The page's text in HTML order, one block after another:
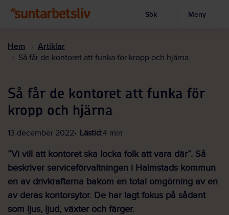
huvudinnehållet
Visa sökruta
Sök Meny
Hem Artiklar
Så får de kontoret att funka för kropp och hjärna
Så får de kontoret att funka för
kropp och hjärna
13 december 2022 Lästid:4 min
”Vi vill att kontoret ska locka folk att vara där”. Så
beskriver serviceförvaltningen i Halmstads kommun
en av drivkrafterna bakom en total omgörning av en
av deras kontorsytor. De har lagt fokus på sådant
som ljus, ljud, växter och färger.